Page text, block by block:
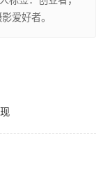
爱好者。